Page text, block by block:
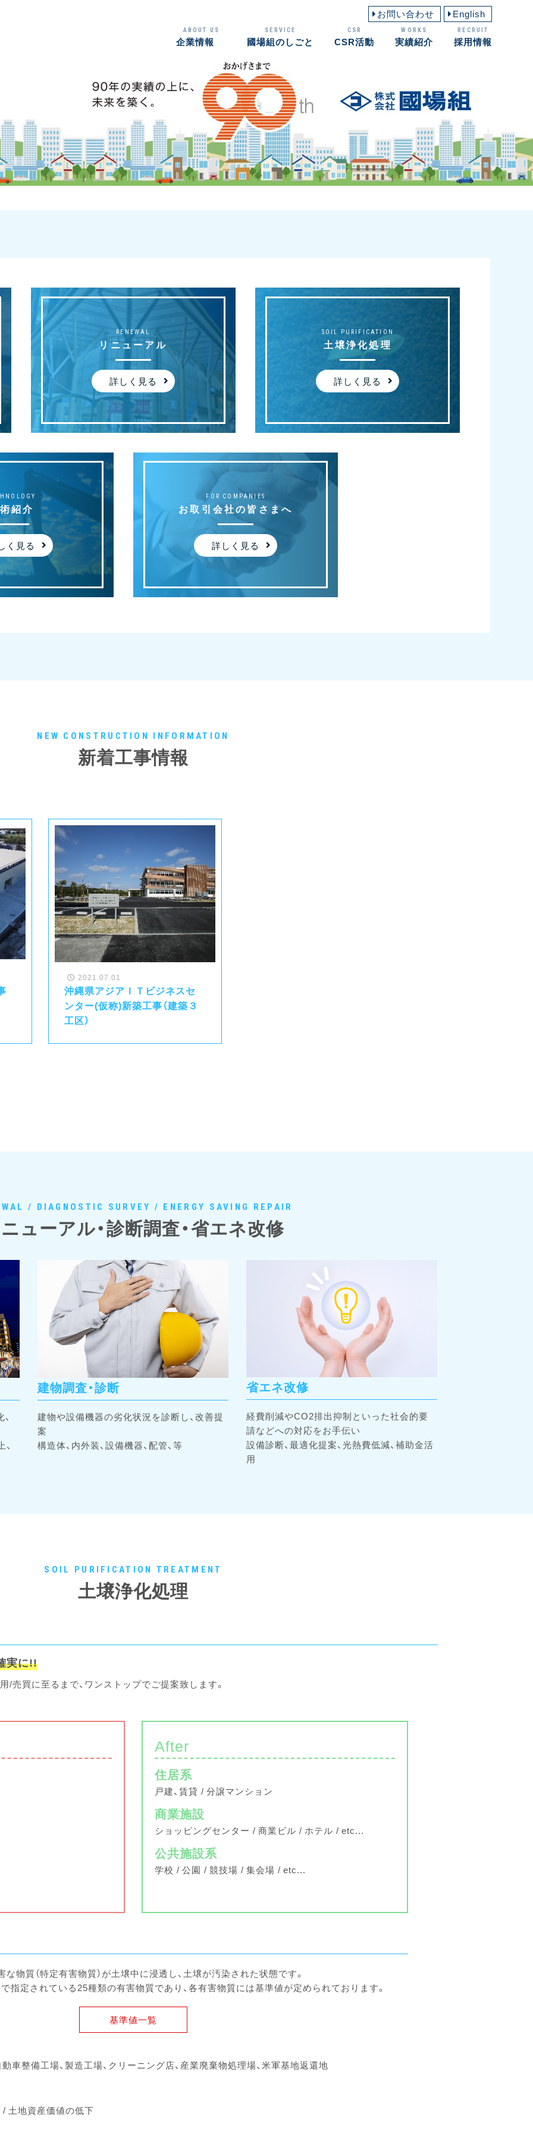
お問い合わせ English
ABOUT US
企業情報
SERVICE
國場組のしごと
CSR
CSR活動
WORKS
実績紹介
RECRUIT
採用情報
RENEWAL
リニューアル
詳しく見る
SOIL PURIFICATION
土壌浄化処理
詳しく見る
紹介
く見る
FOR COMPANIES
お取引会社の皆さまへ
詳しく見る
NEW CONSTRUCTION INFORMATION
新着工事情報
2021.07.01
沖縄県アジアＩＴビジネスセ
ンター(仮称)新築工事（建築３
工区）
/ DIAGNOSTIC SURVEY / ENERGY SAVING REPAIR
ューアル・診断調査・省エネ改修
建物調査・診断
建物や設備機器の劣化状況を診断し、改善提
案
構造体、内外装、設備機器、配管、等
省エネ改修
経費削減やCO2排出抑制といった社会的要
請などへの対応をお手伝い
設備診断、最適化提案、光熱費低減、補助金活
用
SOIL PURIFICATION TREATMENT
土壌浄化処理
実に!!
買に至るまで、ワンストップでご提案致します。
After
住居系
戸建、賃貸 分譲マンション
商業施設
ショッピングセンター 商業ビル ホテル etc...
公共施設系
学校 公園 競技場 集会場 etc...
物質（特定有害物質）が土壌中に浸透し、土壌が汚染された状態です。
指定されている25種類の有害物質であり、各有害物質には基準値が定められております。
基準値一覧
車整備工場、製造工場、クリーニング店、産業廃棄物処理場、米軍基地返還地
土地資産価値の低下